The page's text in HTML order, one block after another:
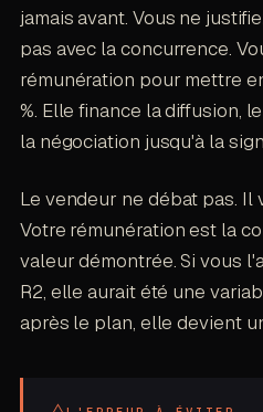
jamais avant. Vous ne
pas avec la concurrence.
rémunération pour mettre
%. Elle finance la diffusion,
la négociation jusqu'à la
Le vendeur ne débat pas. Il
Votre rémunération est la
valeur démontrée. Si vous
R2, elle aurait été une
après le plan, elle devient